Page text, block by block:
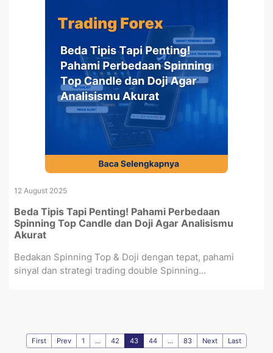
12 August 2025
Beda Tipis Tapi Penting! Pahami Perbedaan
Spinning Top Candle dan Doji Agar Analisismu
Akurat
Bedakan Spinning Top & Doji dengan tepat, pahami
sinyal dan strategi trading double Spinning...
First Prev 1 ... 42 43 44 ... 83 Next Last